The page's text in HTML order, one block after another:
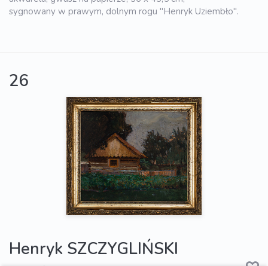
sygnowany w prawym, dolnym rogu "Henryk Uziembło".
26
Henryk SZCZYGLIŃSKI